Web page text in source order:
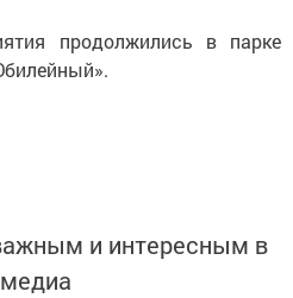
продолжились в парке
и интересным в